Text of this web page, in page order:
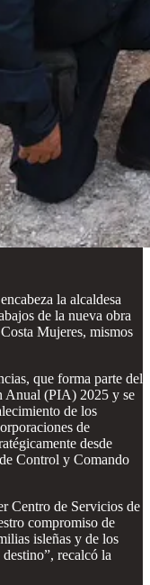
la alcaldesa
de la nueva obra
Mujeres, mismos
que forma parte del
Anual (PIA) 2025 y se
de los
de
desde
Control y Comando
Centro de Servicios de
compromiso de
isleñas y de los
recalcó la